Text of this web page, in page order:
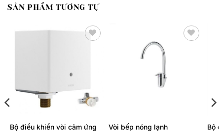
SẢN PHẨM TƯƠNG TỰ
Bộ điều khiển vòi cảm ứng
Vòi bếp nóng lạnh
Bộ